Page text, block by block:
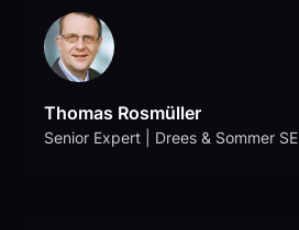
Thomas Rosmüller
Senior Expert | Drees & Sommer SE